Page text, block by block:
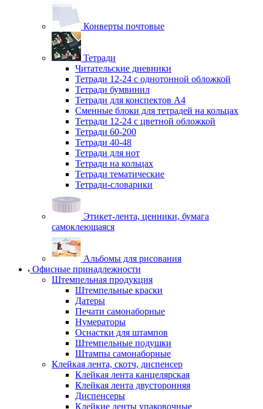
Конверты почтовые
Тетради
Читательские дневники
Тетради 12-24 с однотонной обложкой
Тетради бумвинил
Тетради для конспектов А4
Сменные блоки для тетрадей на кольцах
Тетради 12-24 с цветной обложкой
Тетради 60-200
Тетради 40-48
Тетради для нот
Тетради на кольцах
Тетради тематические
Тетради-словарики
Этикет-лента, ценники, бумага
самоклеющаяся
Альбомы для рисования
Офисные принадлежности
Штемпельная продукция
Штемпельные краски
Датеры
Печати самонаборные
Нумераторы
Оснастки для штампов
Штемпельные подушки
Штампы самонаборные
Клейкая лента, скотч, диспенсер
Клейкая лента канцелярская
Клейкая лента двусторонняя
Диспенсеры
Клейкие ленты упаковочные